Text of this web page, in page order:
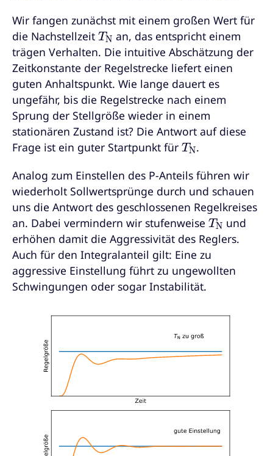
Wir fangen zunächst mit einem großen Wert für
die Nachstellzeit
TN
an, das entspricht einem
trägen Verhalten. Die intuitive Abschätzung der
Zeitkonstante der Regelstrecke liefert einen
guten Anhaltspunkt. Wie lange dauert es
ungefähr, bis die Regelstrecke nach einem
Sprung der Stellgröße wieder in einem
stationären Zustand ist? Die Antwort auf diese
Frage ist ein guter Startpunkt für
TN
.
Analog zum Einstellen des P-Anteils führen wir
wiederholt Sollwertsprünge durch und schauen
uns die Antwort des geschlossenen Regelkreises
an. Dabei vermindern wir stufenweise
TN
und
erhöhen damit die Aggressivität des Reglers.
Auch für den Integralanteil gilt: Eine zu
aggressive Einstellung führt zu ungewollten
Schwingungen oder sogar Instabilität.